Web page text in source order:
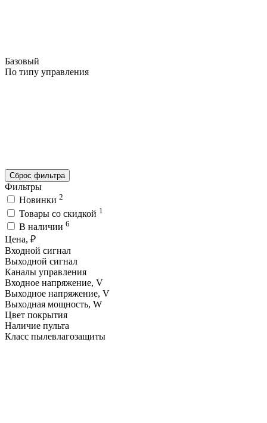
Базовый
По типу управления
Сброс фильтра
Фильтры
Новинки 2
Товары со скидкой 1
В наличии 6
Цена, ₽
Входной сигнал
Выходной сигнал
Каналы управления
Входное напряжение, V
Выходное напряжение, V
Выходная мощность, W
Цвет покрытия
Наличие пульта
Класс пылевлагозащиты